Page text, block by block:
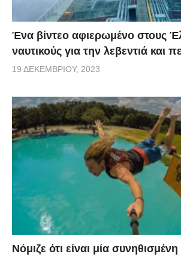
Ένα βίντεο αφιερωμένο στους
ναυτικούς για την λεβεντιά και
19 ΔΕΚΕΜΒΡΊΟΥ, 2023
Νόμιζε ότι είναι μία συνηθισμένη